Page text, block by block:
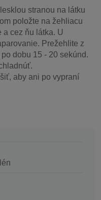
stranou na látku
položte na žehliacu
a cez ňu látka. U
Prežehlite z
dobu 15 - 20 sekúnd.
aby ani po vypraní